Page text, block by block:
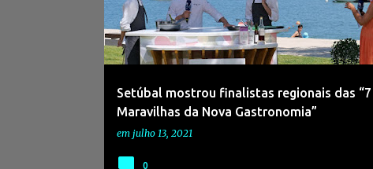
s
a
g
Setúbal mostrou finalistas regionais das “7
Maravilhas da Nova Gastronomia”
em julho 13, 2021
0